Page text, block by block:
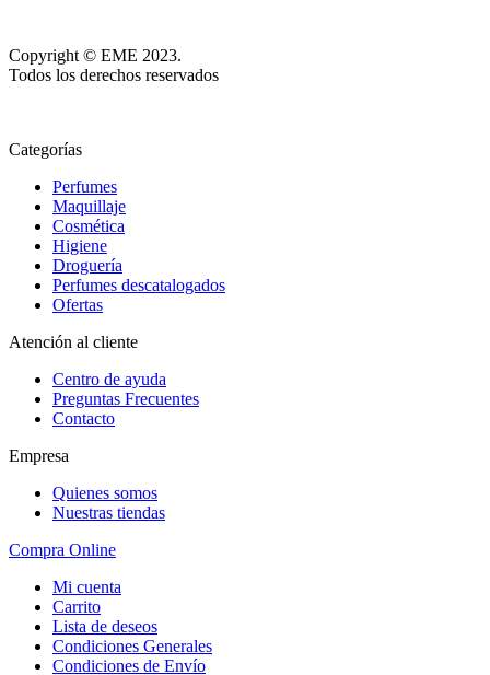
Copyright © EME 2023.
Todos los derechos reservados
Categorías
Perfumes
Maquillaje
Cosmética
Higiene
Droguería
Perfumes descatalogados
Ofertas
Atención al cliente
Centro de ayuda
Preguntas Frecuentes
Contacto
Empresa
Quienes somos
Nuestras tiendas
Compra Online
Mi cuenta
Carrito
Lista de deseos
Condiciones Generales
Condiciones de Envío